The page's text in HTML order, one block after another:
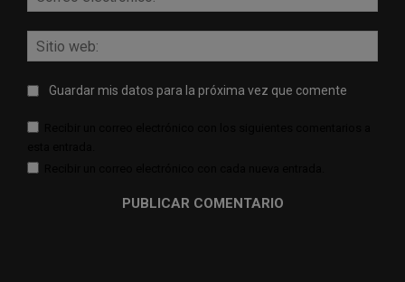
Guardar mis datos para la próxima vez que comente